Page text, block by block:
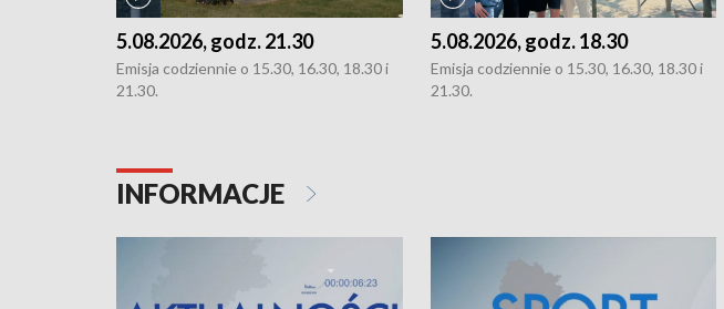
5.08.2026, godz. 21.30
Emisja codziennie o 15.30, 16.30, 18.30 i
21.30.
5.08.2026, godz. 18.30
Emisja codziennie o 15.30, 16.30, 18.30 i
21.30.
INFORMACJE